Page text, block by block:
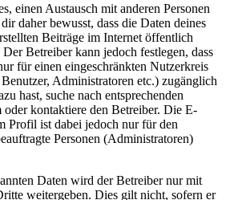
einen Austausch mit anderen Personen
daher bewusst, dass die Daten deines
Beiträge im Internet öffentlich
Betreiber kann jedoch festlegen, dass
für einen eingeschränkten Nutzerkreis
Administratoren etc.) zugänglich
hast, suche nach entsprechenden
kontaktiere den Betreiber. Die E-
Profil ist dabei jedoch nur für den
Personen (Administratoren)
Daten wird der Betreiber nur mit
weitergeben. Dies gilt nicht, sofern er